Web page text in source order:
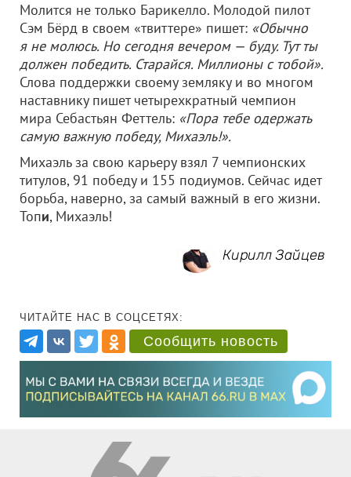
Молится не только Барикелло. Молодой пилот
Сэм Бёрд в своем «твиттере» пишет: «Обычно
я не молюсь. Но сегодня вечером — буду. Тут ты
должен победить. Старайся. Миллионы с тобой».
Слова поддержки своему земляку и во многом
наставнику пишет четырехкратный чемпион
мира Себастьян Феттель: «Пора тебе одержать
самую важную победу, Михаэль!».
Михаэль за свою карьеру взял 7 чемпионских
титулов, 91 победу и 155 подиумов. Сейчас идет
борьба, наверно, за самый важный в его жизни.
Топи, Михаэль!
Кирилл Зайцев
ЧИТАЙТЕ НАС В СОЦСЕТЯХ:
Сообщить новость